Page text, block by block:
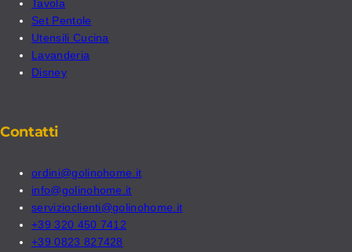
Tavola
Set Pentole
Utensili Cucina
Lavanderia
Disney
Contatti
ordini@golinohome.it
info@golinohome.it
servizioclienti@golinohome.it
+39 320 450 7412
+39 0823 827428